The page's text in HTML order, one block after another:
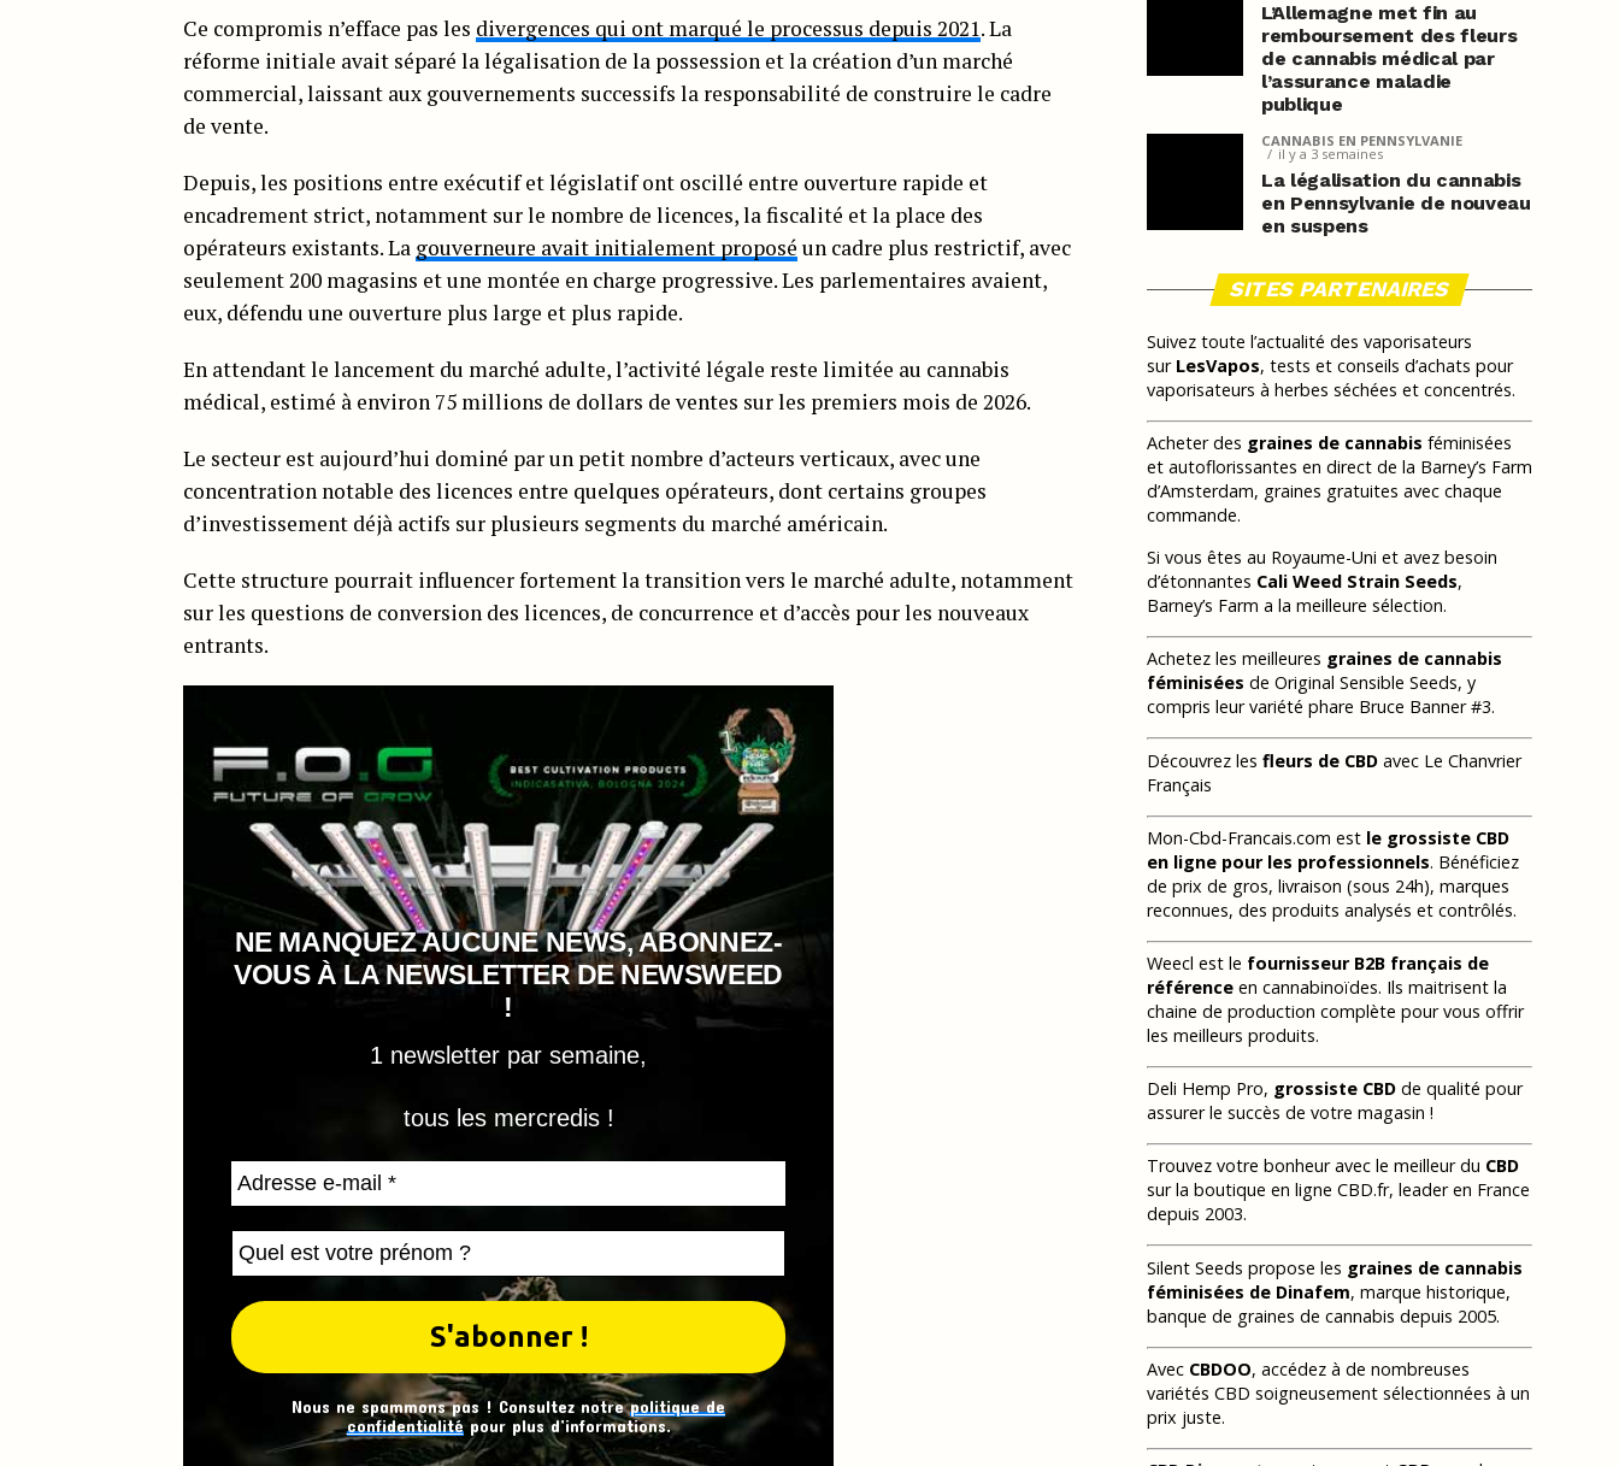
Ce compromis n’efface pas les divergences qui ont marqué le processus depuis 2021. La
réforme initiale avait séparé la légalisation de la possession et la création d’un marché
commercial, laissant aux gouvernements successifs la responsabilité de construire le cadre
de vente.
Depuis, les positions entre exécutif et législatif ont oscillé entre ouverture rapide et
encadrement strict, notamment sur le nombre de licences, la fiscalité et la place des
opérateurs existants. La gouverneure avait initialement proposé un cadre plus restrictif, avec
seulement 200 magasins et une montée en charge progressive. Les parlementaires avaient,
eux, défendu une ouverture plus large et plus rapide.
En attendant le lancement du marché adulte, l’activité légale reste limitée au cannabis
médical, estimé à environ 75 millions de dollars de ventes sur les premiers mois de 2026.
Le secteur est aujourd’hui dominé par un petit nombre d’acteurs verticaux, avec une
concentration notable des licences entre quelques opérateurs, dont certains groupes
d’investissement déjà actifs sur plusieurs segments du marché américain.
Cette structure pourrait influencer fortement la transition vers le marché adulte, notamment
sur les questions de conversion des licences, de concurrence et d’accès pour les nouveaux
entrants.
NE MANQUEZ AUCUNE NEWS, ABONNEZ-
VOUS À LA NEWSLETTER DE NEWSWEED
!
1 newsletter par semaine,
tous les mercredis !
Nous ne spammons pas ! Consultez notrepolitique de
confidentialitépour plus d’informations.
L’Allemagne met fin au
remboursement des fleurs
de cannabis médical par
l’assurance maladie
publique
CANNABIS EN PENNSYLVANIE
il y a 3 semaines
La légalisation du cannabis
en Pennsylvanie de nouveau
en suspens
SITES PARTENAIRES
Suivez toute l’actualité des vaporisateurs
sur LesVapos, tests et conseils d’achats pour
vaporisateurs à herbes séchées et concentrés.
Acheter des graines de cannabis féminisées
et autoflorissantes en direct de la Barney’s Farm
d’Amsterdam, graines gratuites avec chaque
commande.
Si vous êtes au Royaume-Uni et avez besoin
d’étonnantes Cali Weed Strain Seeds,
Barney’s Farm a la meilleure sélection.
Achetez les meilleures graines de cannabis
féminisées de Original Sensible Seeds, y
compris leur variété phare Bruce Banner #3.
Découvrez les fleurs de CBD avec Le Chanvrier
Français
Mon-Cbd-Francais.com est le grossiste CBD
en ligne pour les professionnels. Bénéficiez
de prix de gros, livraison (sous 24h), marques
reconnues, des produits analysés et contrôlés.
Weecl est le fournisseur B2B français de
référence en cannabinoïdes. Ils maitrisent la
chaine de production complète pour vous offrir
les meilleurs produits.
Deli Hemp Pro, grossiste CBD de qualité pour
assurer le succès de votre magasin !
Trouvez votre bonheur avec le meilleur du CBD
sur la boutique en ligne CBD.fr, leader en France
depuis 2003.
Silent Seeds propose les graines de cannabis
féminisées de Dinafem, marque historique,
banque de graines de cannabis depuis 2005.
Avec CBDOO, accédez à de nombreuses
variétés CBD soigneusement sélectionnées à un
prix juste.